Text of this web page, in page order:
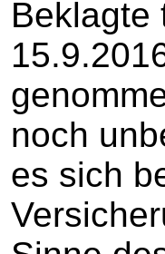
Beklagte
noch
es sich